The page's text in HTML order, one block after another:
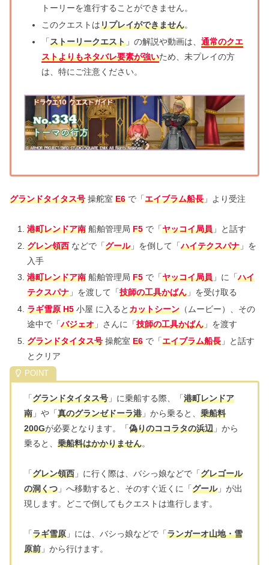
トーリーを進行することができません。
このクエストはリプレイができません。
「ストーリークエスト」の解説や動画は、 通常のクエ
ストよりもネタバレ要素が強いため、未プレイの方
は、特にご注意ください。
グランドタイタス号 操舵室 E6 で「エイブラム船長 」より受注
港町レンドア南船舶管理局 F5で「ヤッコイ局員」と話す
グレン領西などで「グール」を倒して「ハイテクスパナ」を
入手
港町レンドア南船舶管理局 F5で「ヤッコイ局員」に「ハイ
テクスパナ」を渡して「技師の工具かばん」を受け取る
ラギ雪原 H5小屋 に入るとカットシーン（ムービー）、その
途中で「バジェオ」さんに「技師の工具かばん」を渡す
グランドタイタス号操舵室 E6で「エイブラム船長」と話す
とクリア
「グランドタイタス号 」に乗船する際、「港町レンドア
南 」や「真のグランゼドーラ港 」から乗ると、 乗船料
200Gが必要となります。「偽りのココラタの浜辺 」から
乗ると、 乗船料はかかりません。
「グレン領西 」に行く際は、バシっ娘などで「グレゴール
の洞くつ 」へ移動すると、そのすぐ近くに「グール」が出
現します。どこで倒してもクエストは進行します。
「ラギ雪原 」には、バシっ娘などで「ランガーオ山地・雪
原前 」から行けます。